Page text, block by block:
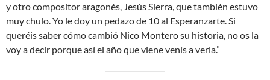
y otro compositor aragonés, Jesús Sierra, que también estuvo
muy chulo. Yo le doy un pedazo de 10 al Esperanzarte. Si
queréis saber cómo cambió Nico Montero su historia, no os la
voy a decir porque así el año que viene venís a verla.”